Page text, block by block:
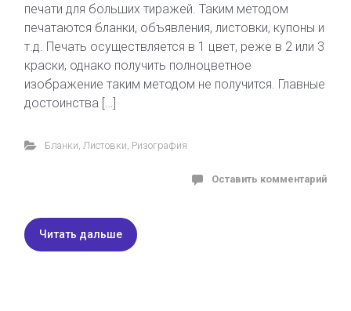
печати для больших тиражей. Таким методом
печатаются бланки, объявления, листовки, купоны и
т.д. Печать осуществляется в 1 цвет, реже в 2 или 3
краски, однако получить полноцветное
изображение таким методом не получится. Главные
достоинства […]
Бланки Листовки Ризография
Оставить комментарий
Читать дальше